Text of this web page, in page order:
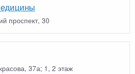
проспект, 30
37а; 1, 2 этаж